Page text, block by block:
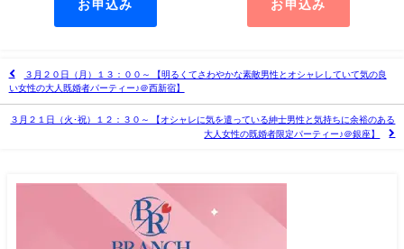
お申込み
お申込み
３月２０日（月）１３：００～ 【明るくてさわやかな素敵男性とオシャレしていて気の良
い女性の大人既婚者パーティー♪＠西新宿】
３月２１日（火･祝）１２：３０～ 【オシャレに気を遣っている紳士男性と気持ちに余裕のある
大人女性の既婚者限定パーティー♪＠銀座】